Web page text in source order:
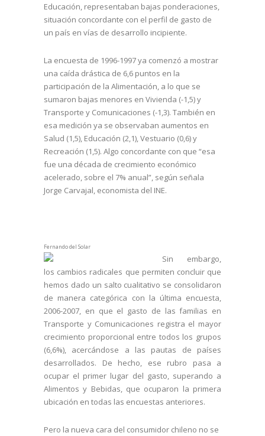
Educación, representaban bajas ponderaciones,
situación concordante con el perfil de gasto de
un país en vías de desarrollo incipiente.
La encuesta de 1996-1997 ya comenzó a mostrar
una caída drástica de 6,6 puntos en la
participación de la Alimentación, a lo que se
sumaron bajas menores en Vivienda (-1,5) y
Transporte y Comunicaciones (-1,3). También en
esa medición ya se observaban aumentos en
Salud (1,5), Educación (2,1), Vestuario (0,6) y
Recreación (1,5). Algo concordante con que “esa
fue una década de crecimiento económico
acelerado, sobre el 7% anual”, según señala
Jorge Carvajal, economista del INE.
Fernando del Solar
Sin embargo,
los cambios radicales que permiten concluir que
hemos dado un salto cualitativo se consolidaron
de manera categórica con la última encuesta,
2006-2007, en que el gasto de las familias en
Transporte y Comunicaciones registra el mayor
crecimiento proporcional entre todos los grupos
(6,6%), acercándose a las pautas de países
desarrollados. De hecho, ese rubro pasa a
ocupar el primer lugar del gasto, superando a
Alimentos y Bebidas, que ocuparon la primera
ubicación en todas las encuestas anteriores.
Pero la nueva cara del consumidor chileno no se